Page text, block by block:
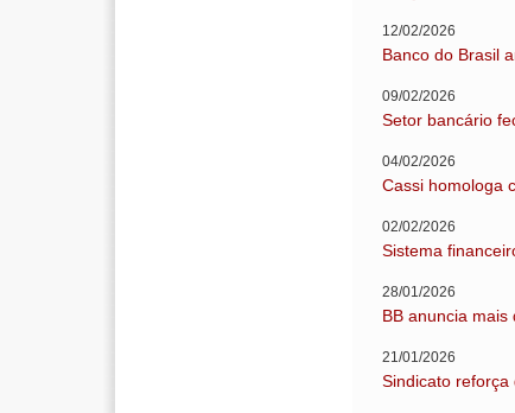
12/02/2026
Banco do Brasil
09/02/2026
Setor bancário
04/02/2026
Cassi homologa
02/02/2026
Sistema
28/01/2026
BB anuncia
21/01/2026
Sindicato